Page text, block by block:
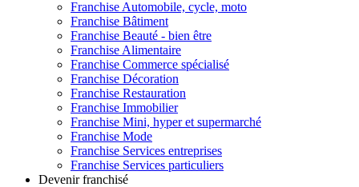
Franchise Automobile, cycle, moto
Franchise Bâtiment
Franchise Beauté - bien être
Franchise Alimentaire
Franchise Commerce spécialisé
Franchise Décoration
Franchise Restauration
Franchise Immobilier
Franchise Mini, hyper et supermarché
Franchise Mode
Franchise Services entreprises
Franchise Services particuliers
Devenir franchisé